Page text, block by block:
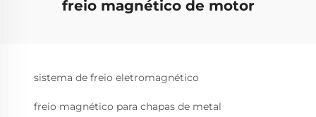
freio magnético de motor
sistema de freio eletromagnético
freio magnético para chapas de metal